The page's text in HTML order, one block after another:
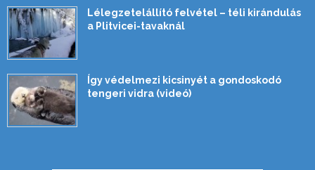
Lélegzetelállító felvétel – téli kirándulás
a Plitvicei-tavaknál
Így védelmezi kicsinyét a gondoskodó
tengeri vidra (videó)